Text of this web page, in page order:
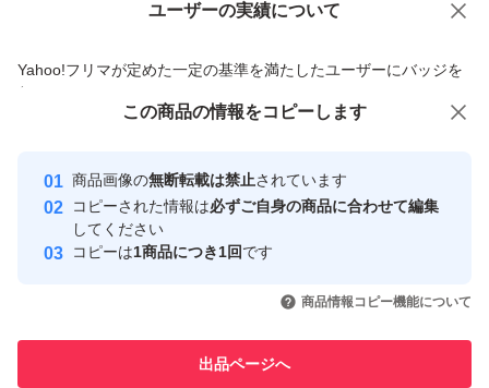
ユーザーの実績について
Yahoo!フリマが定めた一定の基準を満たしたユーザーにバッジを
付与しています
安心取引出品者
心・安全なユーザーです
取引実績
引を完了させた実績があります
での取引実績があります
価格の相談 商品への質問
この商品の情報をコピーします
商品画像の無断転載は禁止されています
コピーされた情報は必ずご自身の商品に合わせて編集
してください
コピーは1商品につき1回です
商品情報コピー機能について
出品ページへ
この商品をみている人にオススメ